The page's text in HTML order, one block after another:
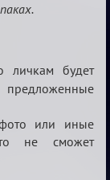
личкам будет
или иные
то не сможет